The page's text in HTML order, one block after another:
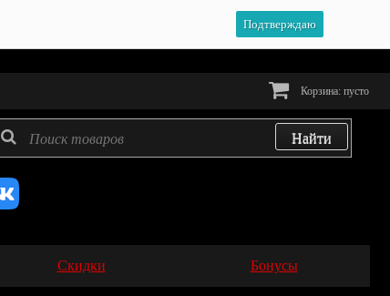
Подтверждаю
Корзина: пусто
Скидки Бонусы